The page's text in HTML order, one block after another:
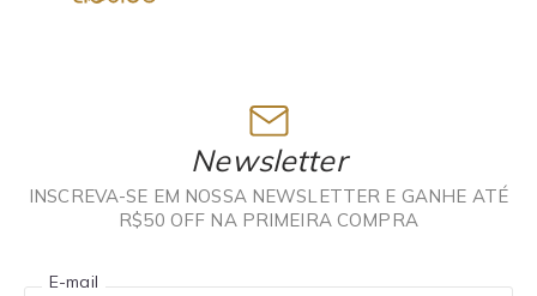
Newsletter
INSCREVA-SE EM NOSSA NEWSLETTER E GANHE ATÉ
R$50 OFF NA PRIMEIRA COMPRA
E-mail